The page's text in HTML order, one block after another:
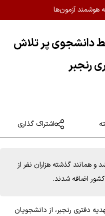
هوشمند آزمون‌ها
توسط دانشجوی پر تلاش
رنجبر
اشتراک گذاری
سال 1403 منتشر شد و همانند گذشته هزاران نفر از
اضافه شدند.
دفتری رنجبر، از دانشجویان